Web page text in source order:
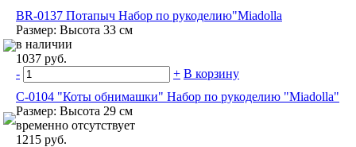
BR-0137 Потапыч Набор по рукоделию"Miadolla
Размер: Высота 33 см
в наличии
1037 руб.
-
+ В корзину
C-0104 "Коты обнимашки" Набор по рукоделию "Miadolla"
Размер: Высота 29 см
временно отсутствует
1215 руб.